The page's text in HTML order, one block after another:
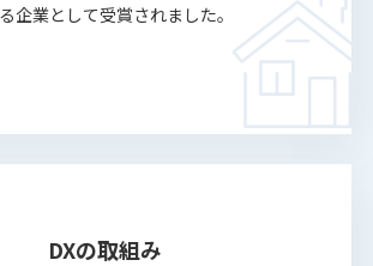
企業として受賞されました。
DXの取組み